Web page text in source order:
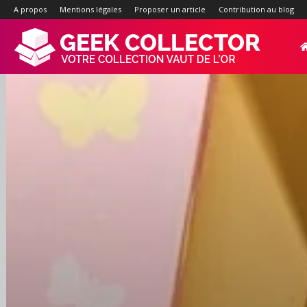
A propos Mentions légales Proposer un article Contribution au blog